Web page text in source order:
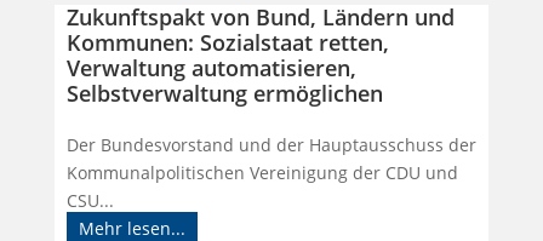
Zukunftspakt von Bund, Ländern und
Kommunen: Sozialstaat retten,
Verwaltung automatisieren,
Selbstverwaltung ermöglichen
Der Bundesvorstand und der Hauptausschuss der
Kommunalpolitischen Vereinigung der CDU und
CSU...
Mehr lesen...